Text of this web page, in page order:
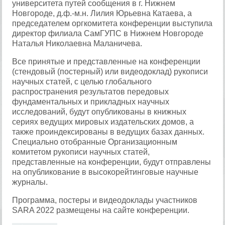
университета путей сообщения в г. Нижнем
Новгороде, д.ф.-м.н. Лилия Юрьевна Катаева, а
председателем оргкомитета конференции выступила
директор филиала СамГУПС в Нижнем Новгороде
Наталья Николаевна Маланичева.
Все принятые и представленные на конференции
(стендовый (постерный) или видеодоклад) рукописи
научных статей, с целью глобального
распространения результатов передовых
фундаментальных и прикладных научных
исследований, будут опубликованы в книжных
сериях ведущих мировых издательских домов, а
также проиндексированы в ведущих базах данных.
Специально отобранные Организационным
комитетом рукописи научных статей,
представленные на конференции, будут отправлены
на опубликование в высокорейтинговые научные
журналы.
Программа, постеры и видеодоклады участников
SARA 2022 размещены на сайте конференции.